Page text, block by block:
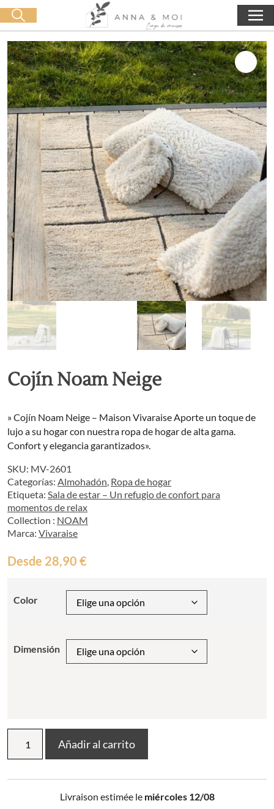
Oferta de entrega a partir de 60€ de compra 0,00€
Iniciar búsqueda
Cojín Noam Neige
» Cojín Noam Neige – Maison Vivaraise Aporte un toque de
lujo a su hogar con nuestra ropa de hogar de alta gama.
Confort y elegancia garantizados».
SKU: MV-2601
Categorías: Almohadón, Ropa de hogar
Etiqueta: Sala de estar – Un refugio de confort para
momentos de relax
Collection : NOAM
Marca: Vivaraise
Desde 28,90 €
Color
Dimensión
Noam
Neige
Añadir al carrito
Livraison estimée le miércoles 12/08